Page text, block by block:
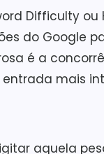
Difficulty ou
do Google
é a
mais
aquela